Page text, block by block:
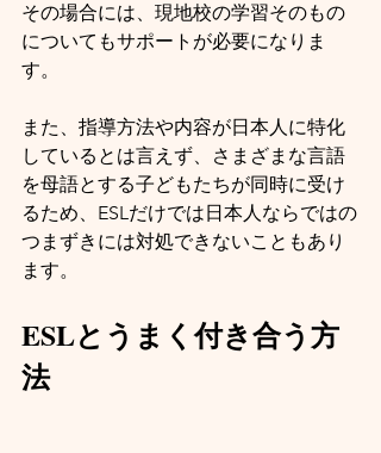
その場合には、現地校の学習そのもの
についてもサポートが必要になりま
す。
また、指導方法や内容が日本人に特化
しているとは言えず、さまざまな言語
を母語とする子どもたちが同時に受け
るため、ESLだけでは日本人ならではの
つまずきには対処できないこともあり
ます。
ESLとうまく付き合う方
法